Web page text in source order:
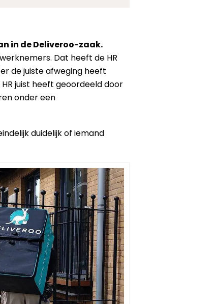
in de Deliveroo-zaak.
Dat heeft de HR
de juiste afweging heeft
juist heeft geoordeeld door
onder een
duidelijk of iemand